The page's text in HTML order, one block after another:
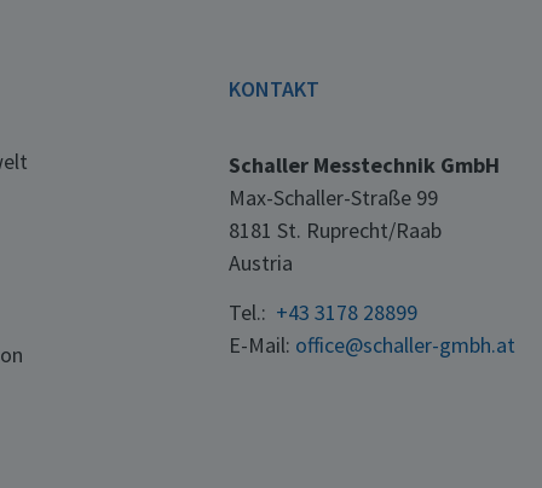
KONTAKT
Schaller Messtechnik GmbH
Max-Schaller-Straße 99
8181 St. Ruprecht/Raab
Austria
Tel.: +43 3178 28899
E-Mail: office@schaller-gmbh.at